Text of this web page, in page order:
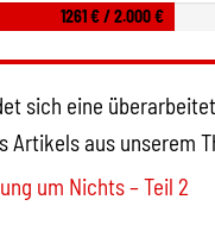
1261 € / 2.000 €
sich eine
Artikels aus unserem
um Nichts – Teil 2